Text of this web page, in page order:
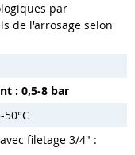
par
de l'arrosage selon
: 0,5-8 bar
filetage 3/4" :